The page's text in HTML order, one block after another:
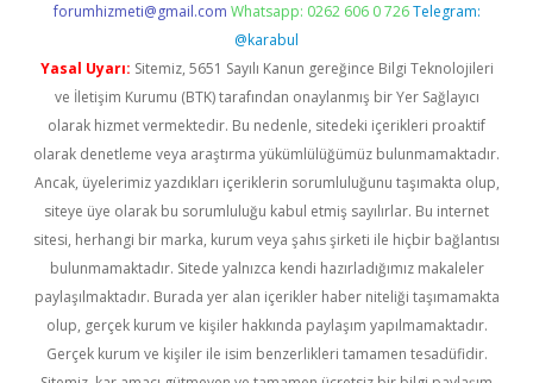
forumhizmeti@gmail.com Whatsapp: 0262 606 0 726 Telegram:
@karabul
Yasal Uyarı: Sitemiz, 5651 Sayılı Kanun gereğince Bilgi Teknolojileri
ve İletişim Kurumu (BTK) tarafından onaylanmış bir Yer Sağlayıcı
olarak hizmet vermektedir. Bu nedenle, sitedeki içerikleri proaktif
olarak denetleme veya araştırma yükümlülüğümüz bulunmamaktadır.
Ancak, üyelerimiz yazdıkları içeriklerin sorumluluğunu taşımakta olup,
siteye üye olarak bu sorumluluğu kabul etmiş sayılırlar. Bu internet
sitesi, herhangi bir marka, kurum veya şahıs şirketi ile hiçbir bağlantısı
bulunmamaktadır. Sitede yalnızca kendi hazırladığımız makaleler
paylaşılmaktadır. Burada yer alan içerikler haber niteliği taşımamakta
olup, gerçek kurum ve kişiler hakkında paylaşım yapılmamaktadır.
Gerçek kurum ve kişiler ile isim benzerlikleri tamamen tesadüfidir.